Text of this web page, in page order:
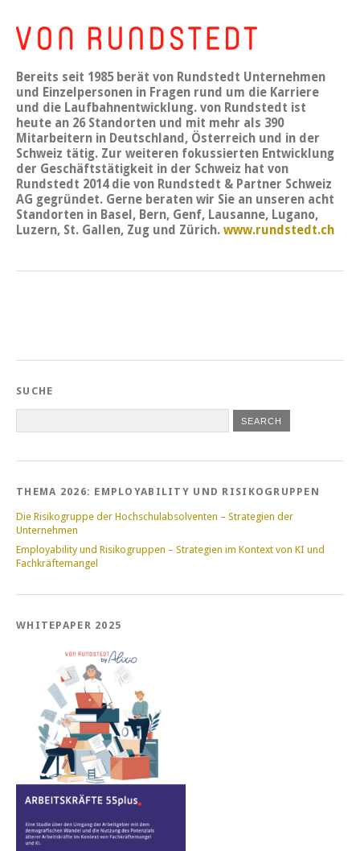
Bereits seit 1985 berät von Rundstedt Unternehmen
und Einzelpersonen in Fragen rund um die Karriere
und die Laufbahnentwicklung. von Rundstedt ist
heute an 26 Standorten und mit mehr als 390
Mitarbeitern in Deutschland, Österreich und in der
Schweiz tätig. Zur weiteren fokussierten Entwicklung
der Geschäftstätigkeit in der Schweiz hat von
Rundstedt 2014 die von Rundstedt & Partner Schweiz
AG gegründet. Gerne beraten wir Sie an unseren acht
Standorten in Basel, Bern, Genf, Lausanne, Lugano,
Luzern, St. Gallen, Zug und Zürich. www.rundstedt.ch
SUCHE
THEMA 2026: EMPLOYABILITY UND RISIKOGRUPPEN
Die Risikogruppe der Hochschulabsolventen – Strategien der
Unternehmen
Employability und Risikogruppen – Strategien im Kontext von KI und
Fachkräftemangel
WHITEPAPER 2025